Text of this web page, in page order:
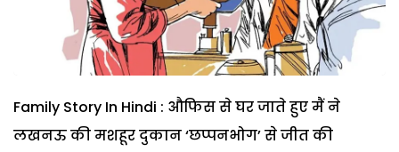
Family Story In Hindi : औफिस से घर जाते हुए मैं ने
लखनऊ की मशहूर दुकान ‘छप्पनभोग’ से जीत की